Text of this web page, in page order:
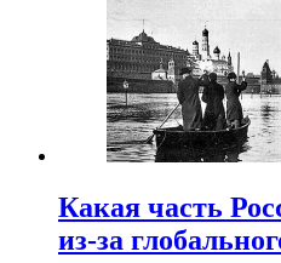
Какая часть
из-за